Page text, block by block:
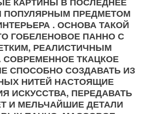
ПОПУЛЯРНЫМ ПРЕДМЕТОМ
. ОСНОВА ТАКОЙ
ГОБЕЛЕНОВОЕ ПАННО С
РЕАЛИСТИЧНЫМ
СОВРЕМЕННОЕ ТКАЦКОЕ
СПОСОБНО СОЗДАВАТЬ ИЗ
НИТЕЙ НАСТОЯЩИЕ
ИСКУССТВА, ПЕРЕДАВАТЬ
И МЕЛЬЧАЙШИЕ ДЕТАЛИ